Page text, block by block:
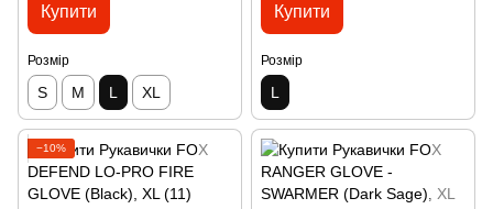
Купити
Розмір
S M L XL
Купити
Розмір
L
−10%